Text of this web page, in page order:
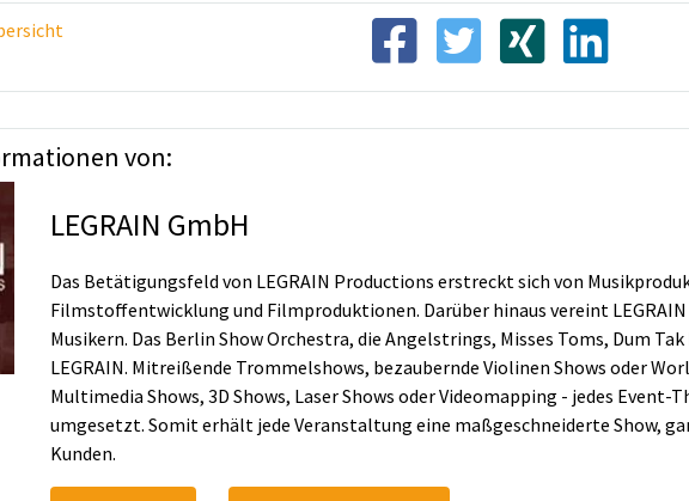
von:
LEGRAIN GmbH
Das Betätigungsfeld von LEGRAIN Productions erstreckt sich von
Filmstoffentwicklung und Filmproduktionen. Darüber hinaus vereint
Musikern. Das Berlin Show Orchestra, die Angelstrings, Misses Toms, Dum
LEGRAIN. Mitreißende Trommelshows, bezaubernde Violinen Shows oder
Multimedia Shows, 3D Shows, Laser Shows oder Videomapping - jedes
umgesetzt. Somit erhält jede Veranstaltung eine maßgeschneiderte Show,
Kunden.